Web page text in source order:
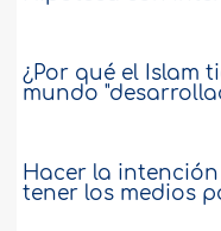
¿Por qué el Islam
mundo
Hacer la
tener los medios